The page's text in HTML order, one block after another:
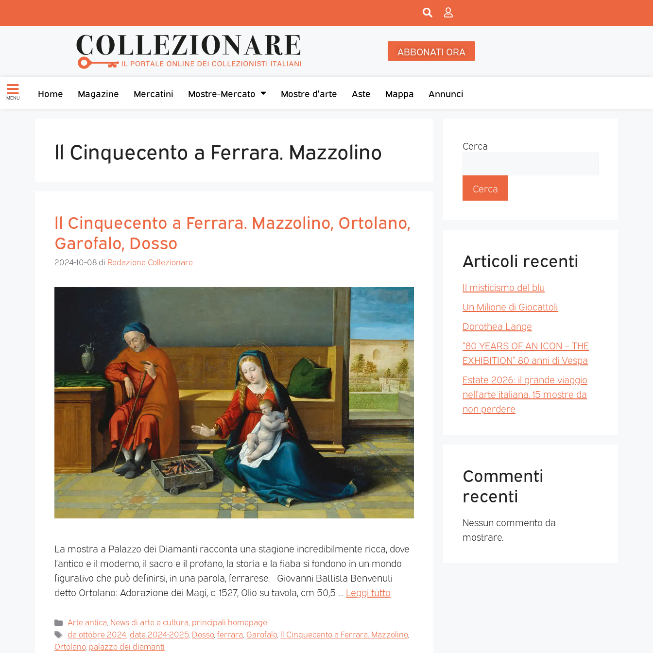
ABBONATI ORA
MENU Home Magazine Mercatini Mostre-Mercato Mostre d’arte Aste Mappa Annunci
ll Cinquecento a Ferrara. Mazzolino
ll Cinquecento a Ferrara. Mazzolino, Ortolano,
Garofalo, Dosso
2024-10-08 di Redazione Collezionare
La mostra a Palazzo dei Diamanti racconta una stagione incredibilmente ricca, dove
l’antico e il moderno, il sacro e il profano, la storia e la fiaba si fondono in un mondo
figurativo che può definirsi, in una parola, ferrarese. Giovanni Battista Benvenuti
detto Ortolano: Adorazione dei Magi, c. 1527, Olio su tavola, cm 50,5 … Leggi tutto
Arte antica News di arte e cultura principali homepage
da ottobre 2024 date 2024-2025, Dosso,ferrara Garofalo, ll Cinquecento a Ferrara. Mazzolino,
Ortolano, palazzo dei diamanti
Cerca
Cerca
Articoli recenti
Il misticismo del blu
Un Milione di Giocattoli
Dorothea Lange
“80 YEARS OF AN ICON – THE
EXHIBITION” 80 anni di Vespa
Estate 2026: il grande viaggio
nell’arte italiana. 15 mostre da
non perdere
Commenti
recenti
Nessun commento da
mostrare.